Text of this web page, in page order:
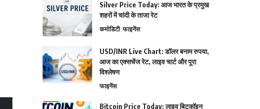
Silver Price Today: आज भारत के प्रमुख
शहरों में चांदी के ताजा रेट
कमोडिटी फाइनेंस
USD/INR Live Chart: डॉलर बनाम रुपया,
आज का एक्सचेंज रेट, लाइव चार्ट और पूरा
विश्लेषण
फाइनेंस
Bitcoin Price Today: लाइव बिटकॉइन